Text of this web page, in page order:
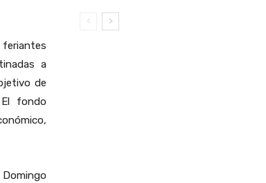
feriantes
a
de
fondo